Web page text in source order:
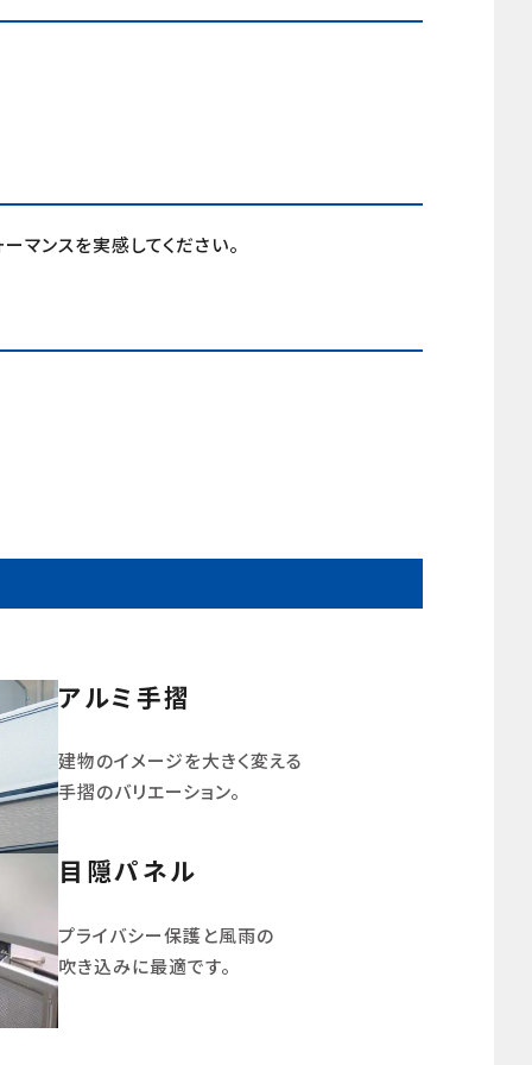
マンスを実感してください。
アルミ手摺
建物のイメージを大きく変える
手摺のバリエーション。
目隠パネル
プライバシー保護と風雨の
吹き込みに最適です。